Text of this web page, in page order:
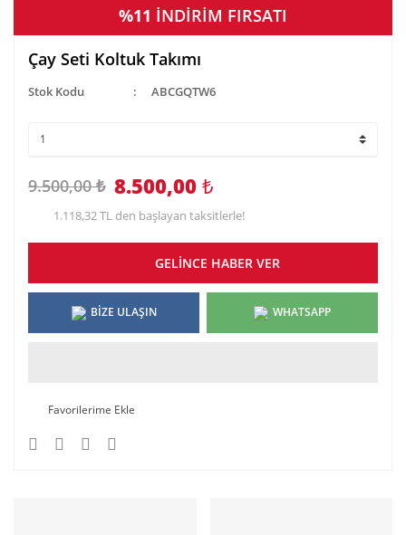
%11 İNDİRİM FIRSATI
Çay Seti Koltuk Takımı
Stok Kodu ABCGQTW6
9.500,00 ₺ 8.500,00 ₺
1.118,32 TL den başlayan taksitlerle!
GELİNCE HABER VER
BİZE ULAŞIN WHATSAPP